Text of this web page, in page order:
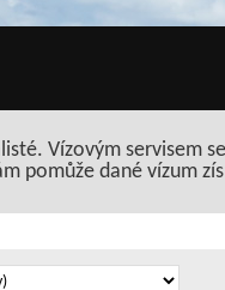
Vízovým servisem
pomůže dané vízum